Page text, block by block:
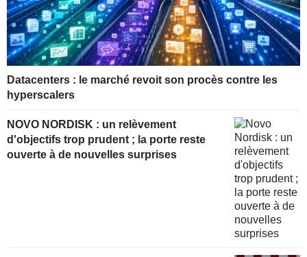
Datacenters : le marché revoit son procès contre les
hyperscalers
NOVO NORDISK : un relèvement
d'objectifs trop prudent ; la porte reste
ouverte à de nouvelles surprises